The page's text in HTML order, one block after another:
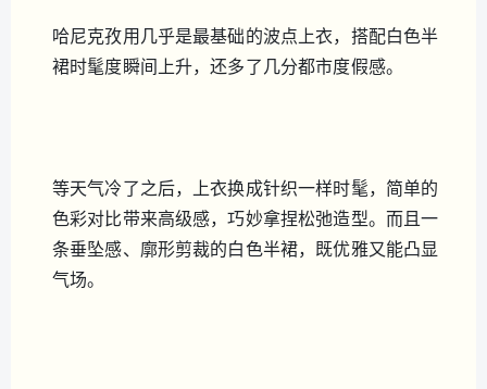
哈尼克孜用几乎是最基础的波点上衣，搭配白色半
裙时髦度瞬间上升，还多了几分都市度假感。
等天气冷了之后，上衣换成针织一样时髦，简单的
色彩对比带来高级感，巧妙拿捏松弛造型。而且一
条垂坠感、廓形剪裁的白色半裙，既优雅又能凸显
气场。